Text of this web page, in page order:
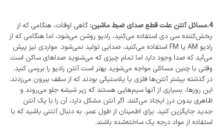
4.مسائل آنتن علت قطع صدای ضبط ماشین:
گاهی اوقات، هنگامی که از
پخش‌کننده سی دی استفاده می‌کنید، رادیو روشن می‌شود، اما هنگامی که از
رادیو AM یا FM استفاده می‌کنید، صدایی تولید نمی‌شود. مواردی نیز پیش
می‌آید که صدا وجود دارد اما تمام چیزی که می‌شنوید صداهای ساکن است.
وقتی با چنین مسائلی مواجه می‌شوید بهتر است آنتن رادیو را بررسی کنید.
در گذشته بیشتر آنتن‌ها فلزی یا پلاستیکی بودند که از سقف بیرون می‌زدند.
این روزها، بسیاری از آنها سیم‌هایی هستند که زیر شیشه جلو می‌روند و
ظاهری بدون درز ایجاد می‌کنند. اگر آنتن مشکل دارد، آن را با یک آنتن
جدید جایگزین کنید. برای اطمینان از طول عمر، به دنبال آنتنی باشید که با
استفاده از مواد درجه یک ساخته‌شده باشند.